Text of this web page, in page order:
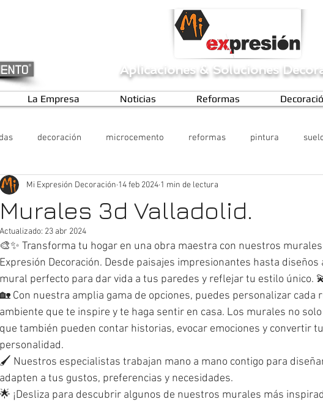
Aplicaciones & Soluciones
La Empresa Noticias Reformas
decoración microcemento reformas pintura
Murales 3d Valladolid.
Mi Expresión Decoración 14 feb 2024 1 min de lectura
Actualizado: 23 abr 2024
🎨✨ Transforma tu hogar en una obra maestra con nuestros
Expresión Decoración. Desde paisajes impresionantes hasta
mural perfecto para dar vida a tus paredes y reflejar tu estilo único.
🏡 Con nuestra amplia gama de opciones, puedes personalizar cada
ambiente que te inspire y te haga sentir en casa. Los murales no
que también pueden contar historias, evocar emociones y convertir
personalidad.
🖌️ Nuestros especialistas trabajan mano a mano contigo para
adapten a tus gustos, preferencias y necesidades.
🌟 ¡Desliza para descubrir algunos de nuestros murales más